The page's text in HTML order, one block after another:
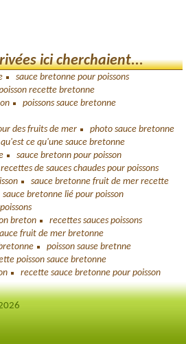
ici cherchaient...
sauce bretonne pour poissons
recette bretonne
poissons sauce bretonne
des fruits de mer
photo sauce bretonne
qu'est ce qu'une sauce bretonne
sauce bretonn pour poisson
recettes de sauces chaudes pour poissons
sauce bretonne fruit de mer recette
sauce bretonne lié pour poisson
breton
recettes sauces poissons
fruit de mer bretonne
poisson sause bretnne
poisson sauce bretonne
recette sauce bretonne pour poisson